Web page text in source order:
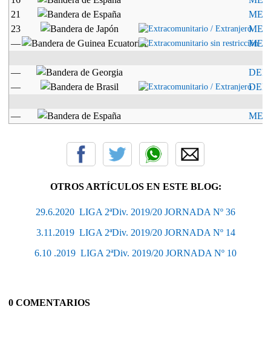
21
MED
23
MED
—
MED
—
DEL
—
DEL
— MED
OTROS ARTÍCULOS EN ESTE BLOG:
29.6.2020  LIGA 2ªDiv. 2019/20 JORNADA Nº 36
3.11.2019  LIGA 2ªDiv. 2019/20 JORNADA Nº 14
6.10 .2019  LIGA 2ªDiv. 2019/20 JORNADA Nº 10
0 COMENTARIOS